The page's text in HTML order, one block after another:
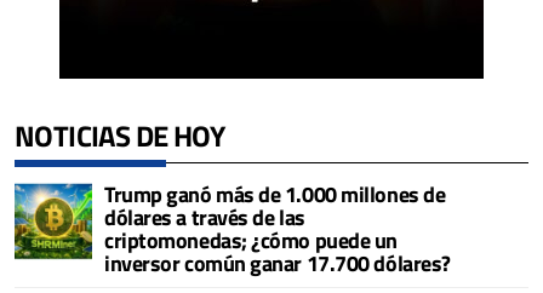
NOTICIAS DE HOY
Trump ganó más de 1.000 millones de
dólares a través de las
criptomonedas; ¿cómo puede un
inversor común ganar 17.700 dólares?